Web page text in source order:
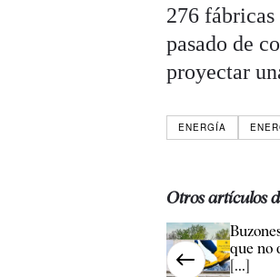
276 fábricas
pasado de
proyectar
ENERGÍA
Otros artículos
que no
[...]